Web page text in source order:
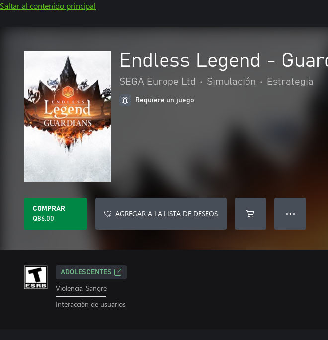
Saltar al contenido principal
Endless Legend -
SEGA Europe Ltd • Simulación • Estrategia
Requiere un juego
COMPRAR
Q86.00
AGREGAR A LA LISTA DE DESEOS ● ● ●
ADOLESCENTES
Violencia, Sangre
Interacción de usuarios